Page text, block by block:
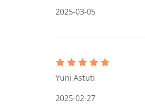
2025-03-05
Yuni Astuti
2025-02-27